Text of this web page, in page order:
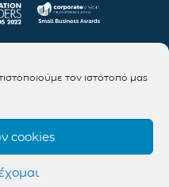
τον ιστότοπό μας
cookies